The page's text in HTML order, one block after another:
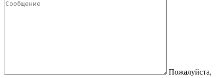
Пожалуйста,